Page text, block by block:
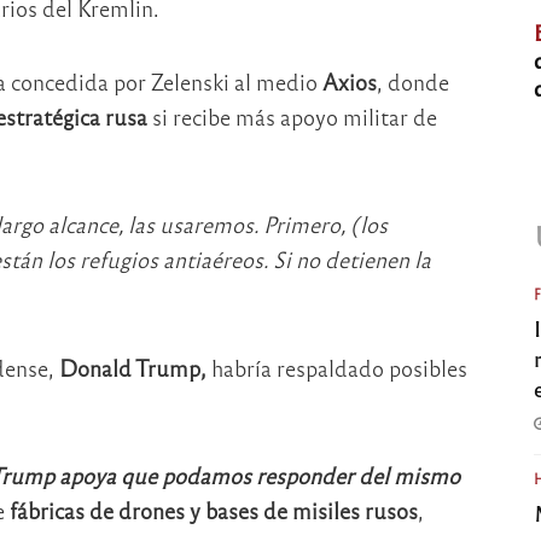
del Kremlin.
concedida por Zelenski al medio Axios, donde
rusasi recibe más apoyo militar de
alcance, las usaremos. Primero, (los
los refugios antiaéreos. Si no detienen la
Donald Trump, habría respaldado posibles
apoya que podamos responder del mismo
fábricas de drones y bases de misiles rusos,